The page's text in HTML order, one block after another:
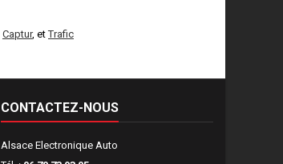
Captur, etTrafic
CONTACTEZ-NOUS
Alsace Electronique Auto